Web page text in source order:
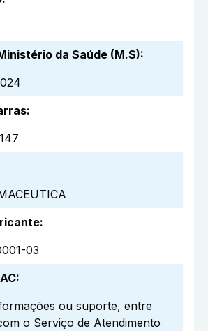
da Saúde (M.S):
:
:
03
:
ou suporte, entre
o Serviço de Atendimento